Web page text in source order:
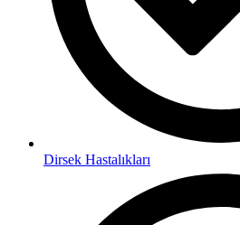
Dirsek Hastalıkları